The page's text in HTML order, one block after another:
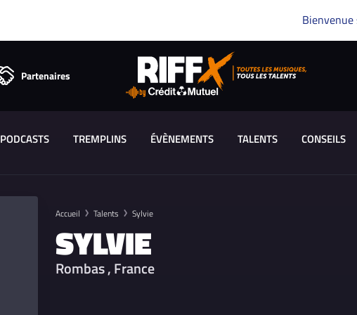
Bienvenue
Partenaires
PODCASTS TREMPLINS ÉVÈNEMENTS TALENTS CONSEILS
Accueil Talents Sylvie
SYLVIE
Rombas , France